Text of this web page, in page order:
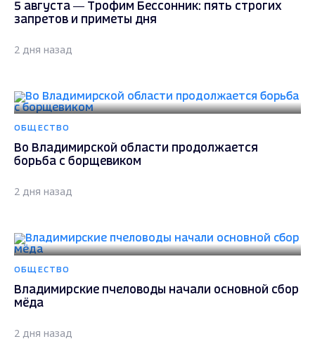
5 августа — Трофим Бессонник: пять строгих
запретов и приметы дня
2 дня назад
ОБЩЕСТВО
Во Владимирской области продолжается
борьба с борщевиком
2 дня назад
ОБЩЕСТВО
Владимирские пчеловоды начали основной сбор
мёда
2 дня назад